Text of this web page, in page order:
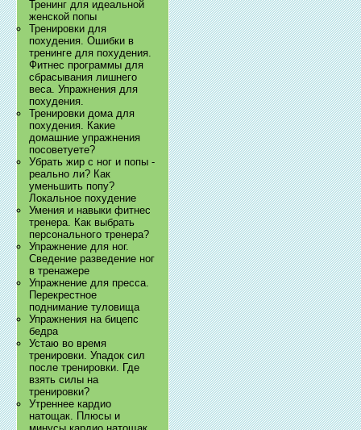
Тренинг для идеальной
женской попы
Тренировки для
похудения. Ошибки в
тренинге для похудения.
Фитнес программы для
сбрасывания лишнего
веса. Упражнения для
похудения.
Тренировки дома для
похудения. Какие
домашние упражнения
посоветуете?
Убрать жир с ног и попы -
реально ли? Как
уменьшить попу?
Локальное похудение
Умения и навыки фитнес
тренера. Как выбрать
персонального тренера?
Упражнение для ног.
Сведение разведение ног
в тренажере
Упражнение для пресса.
Перекрестное
поднимание туловища
Упражнения на бицепс
бедра
Устаю во время
тренировки. Упадок сил
после тренировки. Где
взять силы на
тренировки?
Утреннее кардио
натощак. Плюсы и